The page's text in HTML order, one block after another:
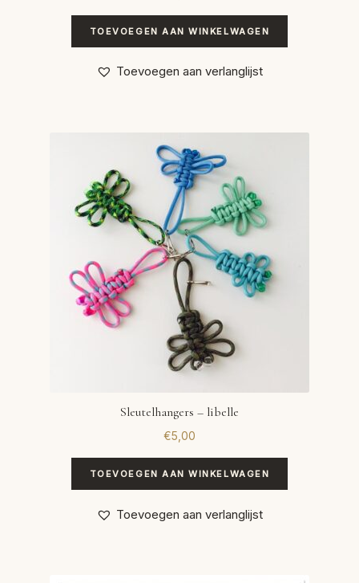
TOEVOEGEN AAN WINKELWAGEN
Toevoegen aan verlanglijst
Sleutelhangers – libelle
€5,00
TOEVOEGEN AAN WINKELWAGEN
Toevoegen aan verlanglijst